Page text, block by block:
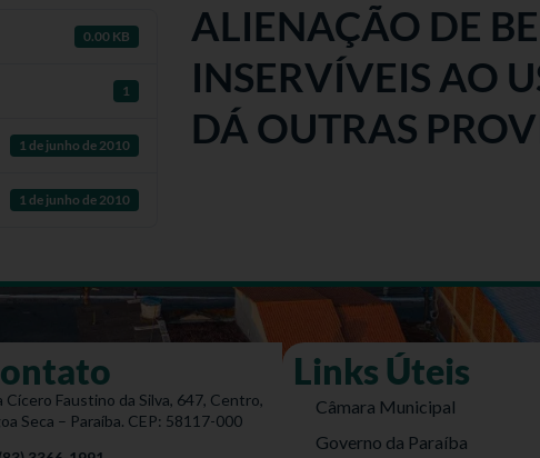
0.00 KB
1
1 de junho de 2010
1 de junho de 2010
ALIENAÇÃO DE
INSERVÍVEIS AO
DÁ OUTRAS
Cícero Faustino da Silva, 647, Centro,
Seca – Paraíba. CEP: 58117-000
Links Úteis
Câmara Municipal
Governo da Paraíba